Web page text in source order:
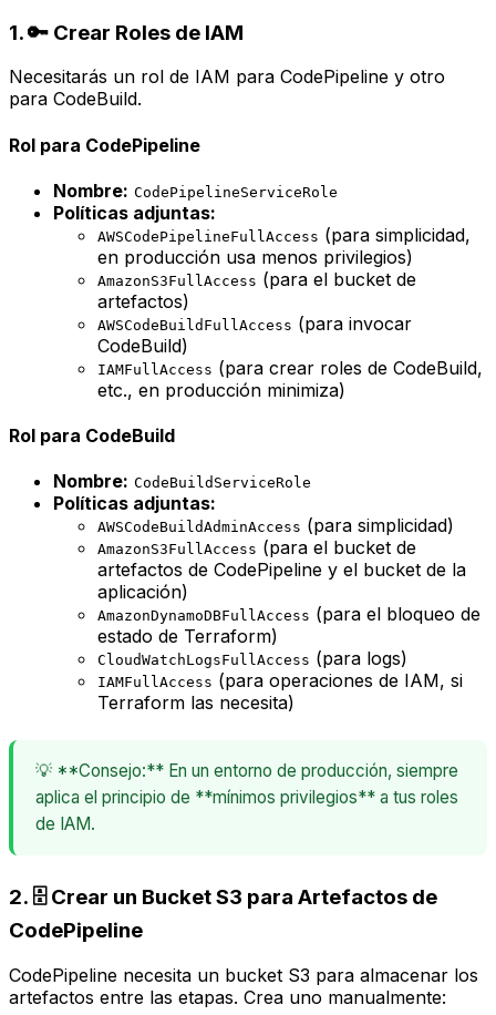
1. 🔑 Crear Roles de IAM
Necesitarás un rol de IAM para CodePipeline y otro
para CodeBuild.
Rol para CodePipeline
Nombre: CodePipelineServiceRole
Políticas adjuntas:
AWSCodePipelineFullAccess (para simplicidad,
en producción usa menos privilegios)
AmazonS3FullAccess (para el bucket de
artefactos)
AWSCodeBuildFullAccess (para invocar
CodeBuild)
IAMFullAccess (para crear roles de CodeBuild,
etc., en producción minimiza)
Rol para CodeBuild
Nombre: CodeBuildServiceRole
Políticas adjuntas:
AWSCodeBuildAdminAccess (para simplicidad)
AmazonS3FullAccess (para el bucket de
artefactos de CodePipeline y el bucket de la
aplicación)
AmazonDynamoDBFullAccess (para el bloqueo de
estado de Terraform)
CloudWatchLogsFullAccess (para logs)
IAMFullAccess (para operaciones de IAM, si
Terraform las necesita)
💡 **Consejo:** En un entorno de producción, siempre
aplica el principio de **mínimos privilegios** a tus roles
de IAM.
2. 🗄️ Crear un Bucket S3 para Artefactos de
CodePipeline
CodePipeline necesita un bucket S3 para almacenar los
artefactos entre las etapas. Crea uno manualmente: